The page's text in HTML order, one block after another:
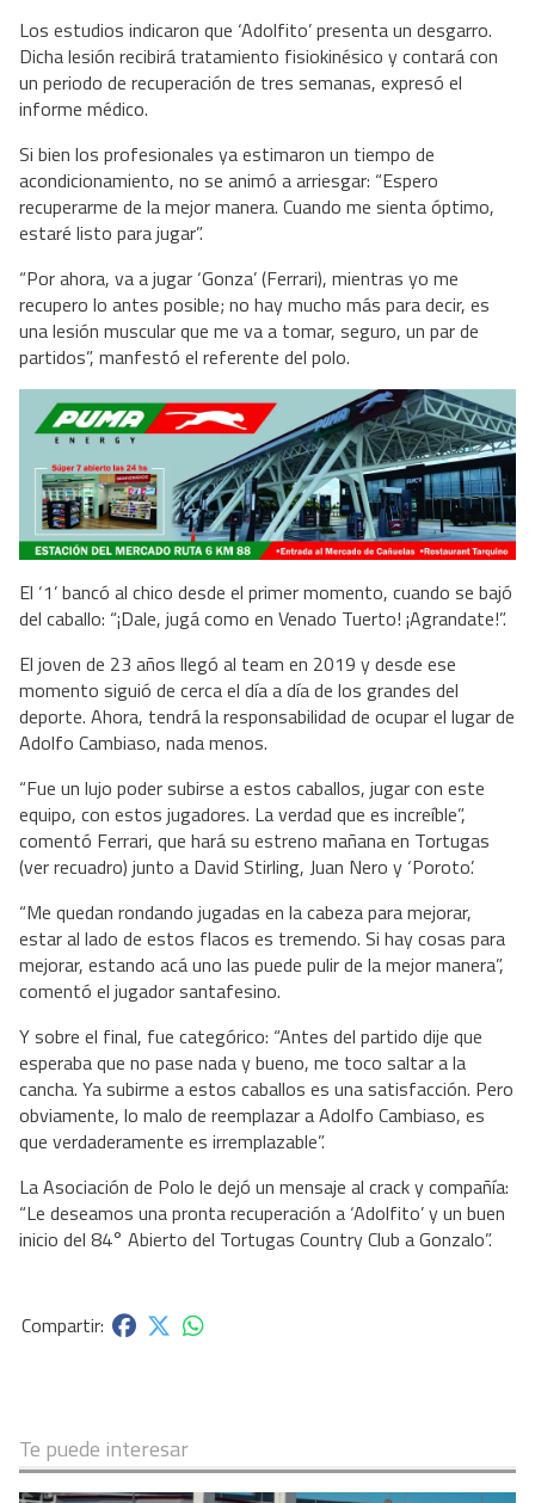
Los estudios indicaron que ‘Adolfito’ presenta un desgarro.
Dicha lesión recibirá tratamiento fisiokinésico y contará con
un periodo de recuperación de tres semanas, expresó el
informe médico.
Si bien los profesionales ya estimaron un tiempo de
acondicionamiento, no se animó a arriesgar: “Espero
recuperarme de la mejor manera. Cuando me sienta óptimo,
estaré listo para jugar”.
“Por ahora, va a jugar ‘Gonza’ (Ferrari), mientras yo me
recupero lo antes posible; no hay mucho más para decir, es
una lesión muscular que me va a tomar, seguro, un par de
partidos”, manfestó el referente del polo.
El ‘1’ bancó al chico desde el primer momento, cuando se bajó
del caballo: “¡Dale, jugá como en Venado Tuerto! ¡Agrandate!”.
El joven de 23 años llegó al team en 2019 y desde ese
momento siguió de cerca el día a día de los grandes del
deporte. Ahora, tendrá la responsabilidad de ocupar el lugar de
Adolfo Cambiaso, nada menos.
“Fue un lujo poder subirse a estos caballos, jugar con este
equipo, con estos jugadores. La verdad que es increíble”,
comentó Ferrari, que hará su estreno mañana en Tortugas
(ver recuadro) junto a David Stirling, Juan Nero y ‘Poroto’.
“Me quedan rondando jugadas en la cabeza para mejorar,
estar al lado de estos flacos es tremendo. Si hay cosas para
mejorar, estando acá uno las puede pulir de la mejor manera”,
comentó el jugador santafesino.
Y sobre el final, fue categórico: “Antes del partido dije que
esperaba que no pase nada y bueno, me toco saltar a la
cancha. Ya subirme a estos caballos es una satisfacción. Pero
obviamente, lo malo de reemplazar a Adolfo Cambiaso, es
que verdaderamente es irremplazable”.
La Asociación de Polo le dejó un mensaje al crack y compañía:
“Le deseamos una pronta recuperación a ‘Adolfito’ y un buen
inicio del 84° Abierto del Tortugas Country Club a Gonzalo”.
Te puede interesar